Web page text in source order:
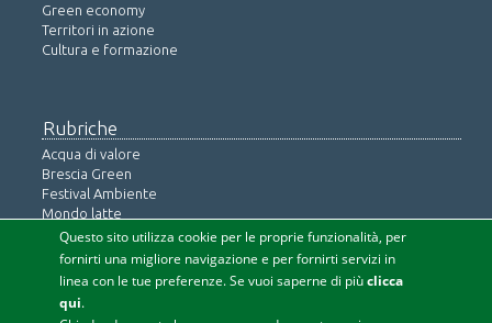
Green economy
Territori in azione
Cultura e formazione
Rubriche
Acqua di valore
Brescia Green
Festival Ambiente
Mondo latte
Ringiovanimento naturale
Salute e prevenzione
Iscriviti alla newsletter
Questo sito utilizza cookie per le proprie funzionalità, per
fornirti una migliore navigazione e per fornirti servizi in
linea con le tue preferenze. Se vuoi saperne di piùclicca
qui.